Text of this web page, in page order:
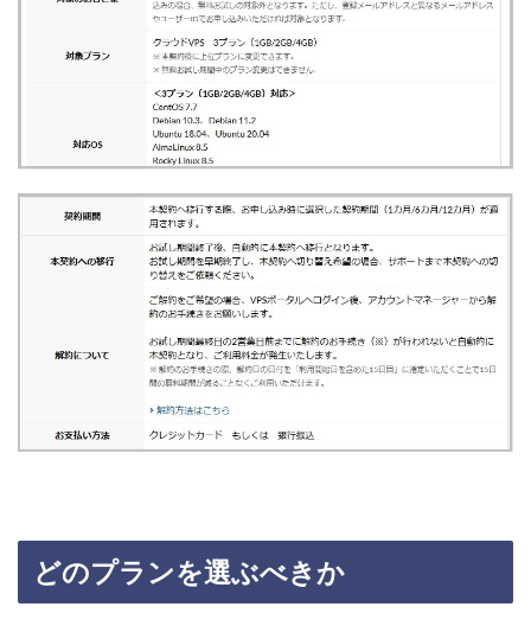
どのプランを選ぶべきか